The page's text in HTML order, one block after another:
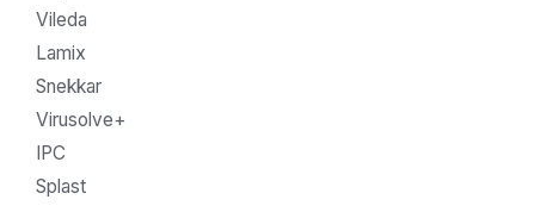
Vileda
Lamix
Snekkar
Virusolve+
IPC
Splast